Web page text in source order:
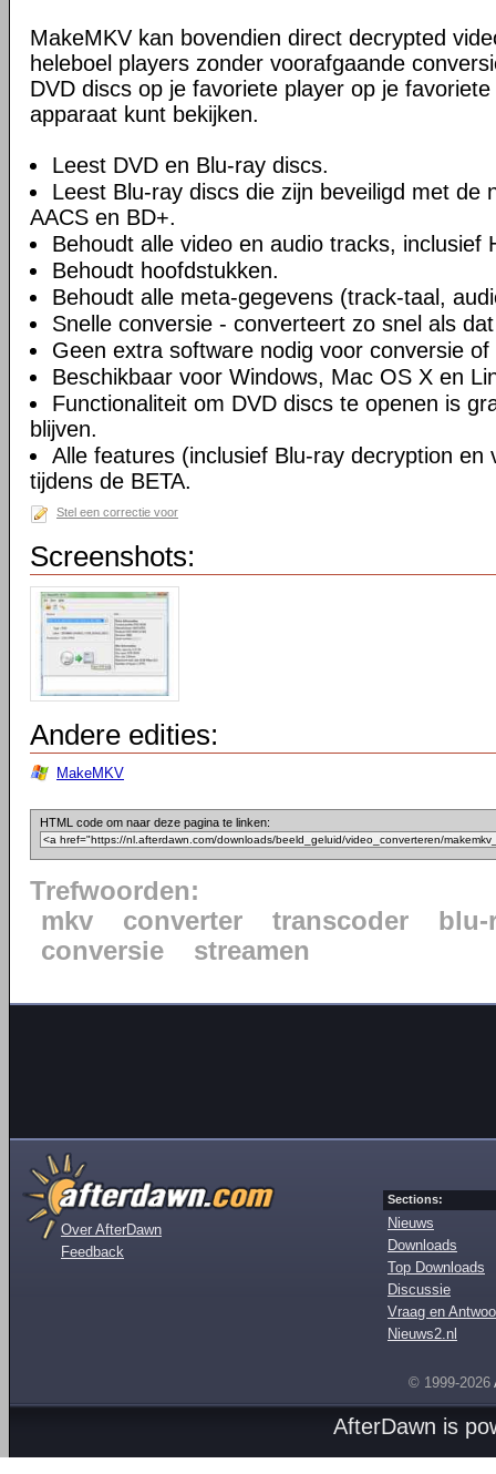
MakeMKV kan bovendien direct decrypted
heleboel players zonder voorafgaande
DVD discs op je favoriete player op je
apparaat kunt bekijken.
Leest DVD en Blu-ray discs.
Leest Blu-ray discs die zijn beveiligd met de
AACS en BD+.
Behoudt alle video en audio tracks, inclusief
Behoudt hoofdstukken.
Behoudt alle meta-gegevens (track-taal,
Snelle conversie - converteert zo snel als
Geen extra software nodig voor conversie
Beschikbaar voor Windows, Mac OS X en
Functionaliteit om DVD discs te openen is
blijven.
Alle features (inclusief Blu-ray decryption en
tijdens de BETA.
Stel een correctie voor
Screenshots:
Andere edities:
MakeMKV
HTML code om naar deze pagina te linken:
Trefwoorden:
mkv
converter transcoder
blu-
conversie
streamen
Over AfterDawn
Feedback
Sections:
Nieuws
Downloads
Top Downloads
Discussie
Vraag en
Nieuws2.nl
© 1999-2026
AfterDawn is